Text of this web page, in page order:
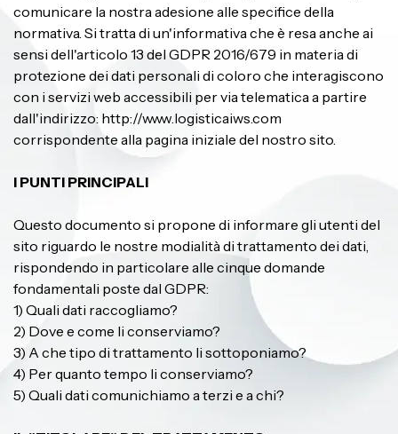
comunicare la nostra adesione alle specifice della
normativa. Si tratta di un'informativa che è resa anche ai
sensi dell'articolo 13 del GDPR 2016/679 in materia di
protezione dei dati personali di coloro che interagiscono
con i servizi web accessibili per via telematica a partire
dall'indirizzo: http://www.logisticaiws.com
corrispondente alla pagina iniziale del nostro sito.
I PUNTI PRINCIPALI
Questo documento si propone di informare gli utenti del
sito riguardo le nostre modialità di trattamento dei dati,
rispondendo in particolare alle cinque domande
fondamentali poste dal GDPR:
1) Quali dati raccogliamo?
2) Dove e come li conserviamo?
3) A che tipo di trattamento li sottoponiamo?
4) Per quanto tempo li conserviamo?
5) Quali dati comunichiamo a terzi e a chi?